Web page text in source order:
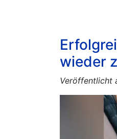
wieder
Veröffentlicht